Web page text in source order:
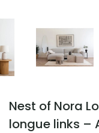
Nest of Nora
longue links –